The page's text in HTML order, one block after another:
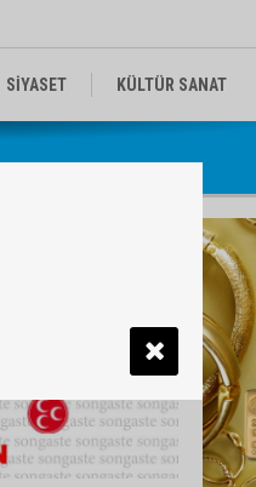
SİYASET KÜLTÜR SANAT